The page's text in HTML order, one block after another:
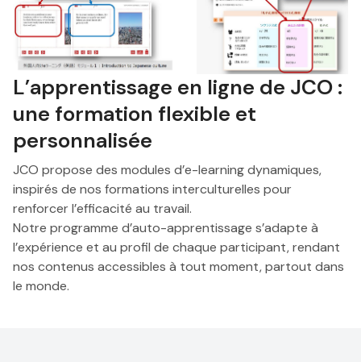
L’apprentissage en ligne de JCO :
une formation flexible et
personnalisée
JCO propose des modules d’e-learning dynamiques,
inspirés de nos formations interculturelles pour
renforcer l’efficacité au travail.
Notre programme d’auto-apprentissage s’adapte à
l’expérience et au profil de chaque participant, rendant
nos contenus accessibles à tout moment, partout dans
le monde.